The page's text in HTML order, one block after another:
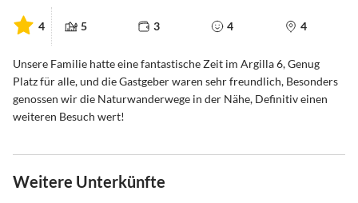
4 5 3 4 4
Unsere Familie hatte eine fantastische Zeit im Argilla 6, Genug
Platz für alle, und die Gastgeber waren sehr freundlich, Besonders
genossen wir die Naturwanderwege in der Nähe, Definitiv einen
weiteren Besuch wert!
Weitere Unterkünfte